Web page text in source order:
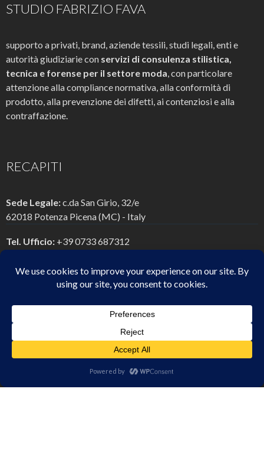
STUDIO FABRIZIO FAVA
supporto a privati, brand, aziende tessili, studi legali, enti e
autorità giudiziarie con servizi di consulenza stilistica,
tecnica e forense per il settore moda, con particolare
attenzione alla compliance normativa, alla conformità di
prodotto, alla prevenzione dei difetti, ai contenziosi e alla
contraffazione.
RECAPITI
Sede Legale:c.da San Girio, 32/e
62018 Potenza Picena (MC) - Italy
Tel. Ufficio: +39 0733 687312
info@fabriziofava.com
Servizi di consulenze